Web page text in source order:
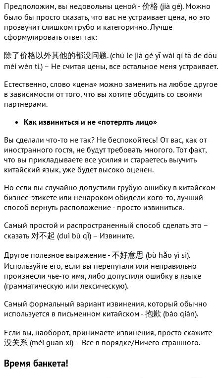
Предположим, вы недовольны ценой - 价格 (jià gé). Можно
было бы просто сказать, что вас не устраивает цена, но это
прозвучит слишком грубо и категорично. Лучше
сформулировать ответ так:
除了价格以外其他的都没问题. (chú le jià gé yǐ wài qí tā de dōu
méi wèn tí.) – Не считая цены, все остальное меня устраивает.
Естественно, слово «цена» можно заменить на любое другое
в зависимости от того, что вы хотите обсудить со своими
партнерами.
Как извиниться и не «потерять лицо»
Вы сделали что-то не так? Не беспокойтесь! От вас, как от
иностранного гостя, не будут требовать многого. Тот факт,
что вы прикладываете все усилия и стараетесь выучить
китайский язык, уже будет высоко оценен.
Но если вы случайно допустили грубую ошибку в китайском
бизнес-этикете или ненароком обидели кого-то, лучший
способ вернуть расположение - просто извиниться.
Самый простой и распространенный способ сделать это –
сказать 对不起 (duì bù qǐ) – Извините.
Другое полезное выражение - 不好意思 (bù hǎo yì si).
Используйте его, если вы перепутали или неправильно
произнесли чье-то имя, либо допустили ошибку в языке
(грамматическую или лексическую).
Самый формальный вариант извинения, который обычно
используется в письменном китайском - 抱歉 (bào qiàn).
Если вы, наоборот, принимаете извинения, просто скажите
没关系 (méi guān xì) – Все в порядке/Ничего страшного.
Время банкета!